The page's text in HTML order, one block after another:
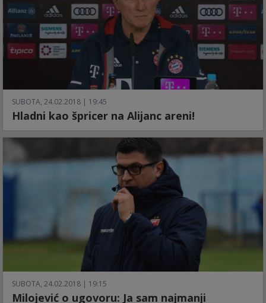
SUBOTA, 24.02.2018 | 19:45
Hladni kao špricer na Alijanc areni!
SUBOTA, 24.02.2018 | 19:15
Milojević o ugovoru: Ja sam najmanji